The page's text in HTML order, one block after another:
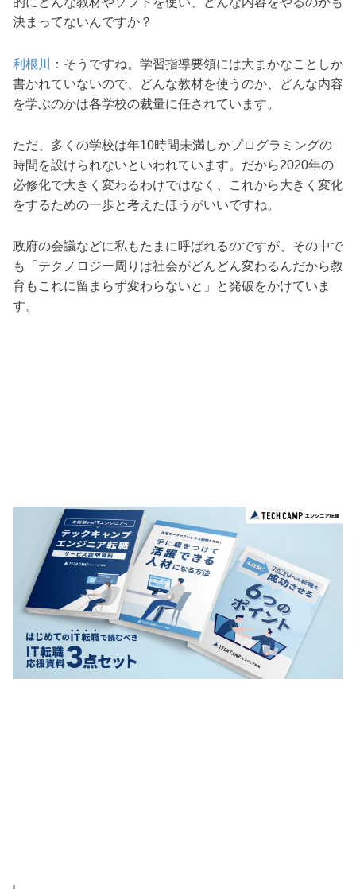
決まってないんですか？
利根川
：そうですね。学習指導要領には大まかなことしか
書かれていないので、どんな教材を使うのか、どんな内容
を学ぶのかは各学校の裁量に任されています。
ただ、多くの学校は年10時間未満しかプログラミングの
時間を設けられないといわれています。だから2020年の
必修化で大きく変わるわけではなく、これから大きく変化
をするための一歩と考えたほうがいいですね。
政府の会議などに私もたまに呼ばれるのですが、その中で
も「テクノロジー周りは社会がどんどん変わるんだから教
育もこれに留まらず変わらないと」と発破をかけていま
す。